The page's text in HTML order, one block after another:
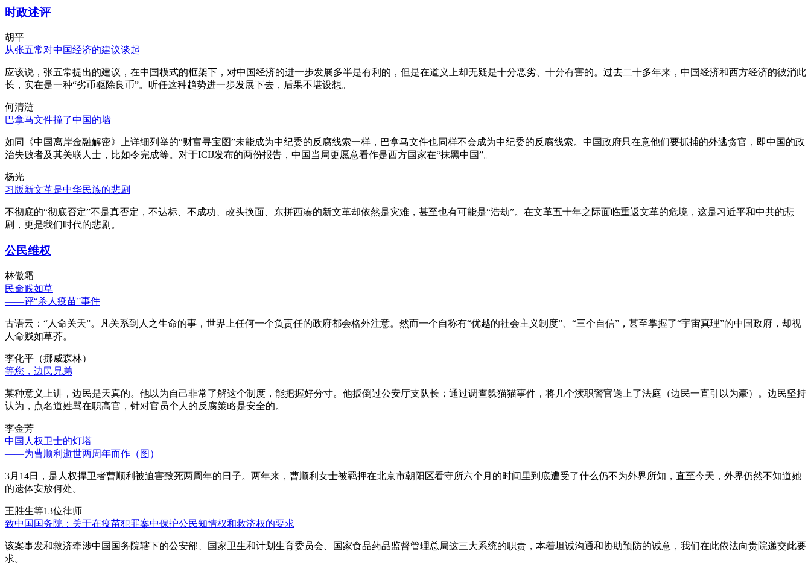
时政述评
胡平
从张五常对中国经济的建议谈起
应该说，张五常提出的建议，在中国模式的框架下，对中国经济的进一步发展多半是有利的，但是在道义上却无疑是十分恶劣、十分有害的。过去二十多年来，中国经济和西方经济的彼消此
长，实在是一种“劣币驱除良币”。听任这种趋势进一步发展下去，后果不堪设想。
何清涟
巴拿马文件撞了中国的墙
如同《中国离岸金融解密》上详细列举的“财富寻宝图”未能成为中纪委的反腐线索一样，巴拿马文件也同样不会成为中纪委的反腐线索。中国政府只在意他们要抓捕的外逃贪官，即中国的政
治失败者及其关联人士，比如令完成等。对于ICIJ发布的两份报告，中国当局更愿意看作是西方国家在“抹黑中国”。
杨光
习版新文革是中华民族的悲剧
不彻底的“彻底否定”不是真否定，不达标、不成功、改头换面、东拼西凑的新文革却依然是灾难，甚至也有可能是“浩劫”。在文革五十年之际面临重返文革的危境，这是习近平和中共的悲
剧，更是我们时代的悲剧。
公民维权
林傲霜
民命贱如草
——评“杀人疫苗”事件
古语云：“人命关天”。凡关系到人之生命的事，世界上任何一个负责任的政府都会格外注意。然而一个自称有“优越的社会主义制度”、“三个自信”，甚至掌握了“宇宙真理”的中国政府，却视
人命贱如草芥。
李化平（挪威森林）
等您，边民兄弟
某种意义上讲，边民是天真的。他以为自己非常了解这个制度，能把握好分寸。他扳倒过公安厅支队长；通过调查躲猫猫事件，将几个渎职警官送上了法庭（边民一直引以为豪）。边民坚持
认为，点名道姓骂在职高官，针对官员个人的反腐策略是安全的。
李金芳
中国人权卫士的灯塔
——为曹顺利逝世两周年而作（图）
3月14日，是人权捍卫者曹顺利被迫害致死两周年的日子。两年来，曹顺利女士被羁押在北京市朝阳区看守所六个月的时间里到底遭受了什么仍不为外界所知，直至今天，外界仍然不知道她
的遗体安放何处。
王胜生等13位律师
致中国国务院：关于在疫苗犯罪案中保护公民知情权和救济权的要求
该案事发和救济牵涉中国国务院辖下的公安部、国家卫生和计划生育委员会、国家食品药品监督管理总局这三大系统的职责，本着坦诚沟通和协助预防的诚意，我们在此依法向贵院递交此要
求。